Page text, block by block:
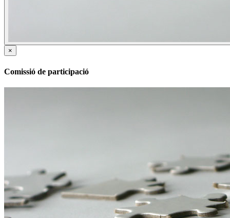
×
Comissió de participació